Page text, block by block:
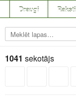
Draugi Raksti
1041 sekotājs